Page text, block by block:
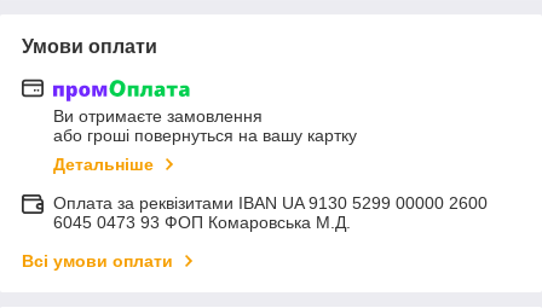
Умови оплати
Ви отримаєте замовлення
або гроші повернуться на вашу картку
Детальніше
Оплата за реквізитами IBAN UA 9130 5299 00000 2600
6045 0473 93 ФОП Комаровська М.Д.
Всі умови оплати